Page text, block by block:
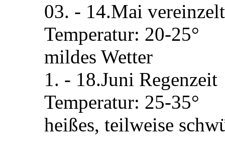
03. - 14.Mai
Temperatur: 20-25°
mildes Wetter
1. - 18.Juni Regenzeit
Temperatur: 25-35°
heißes, teilweise